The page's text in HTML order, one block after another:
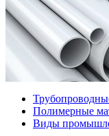
Полимерные
Виды